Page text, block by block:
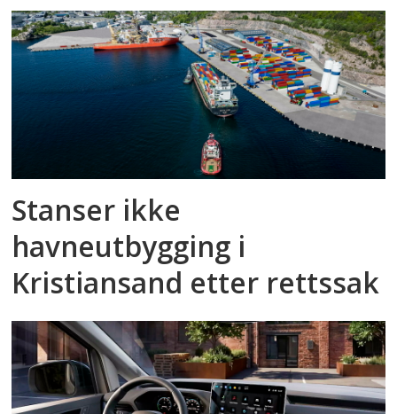
Stanser ikke
havneutbygging i
Kristiansand etter rettssak